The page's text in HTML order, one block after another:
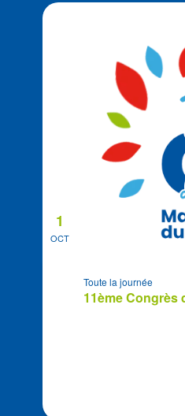
OCT
1
11ème Congrès
Toute la journée